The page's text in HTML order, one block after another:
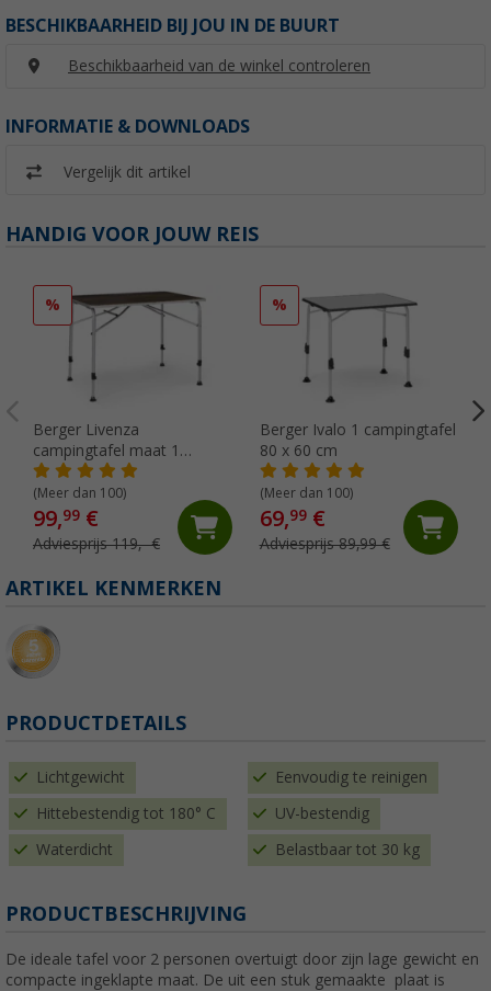
BESCHIKBAARHEID BIJ JOU IN DE BUURT
Beschikbaarheid van de winkel controleren
INFORMATIE & DOWNLOADS
Vergelijk dit artikel
HANDIG VOOR JOUW REIS
%
Berger Livenza
campingtafel maat 1
donker 80 x 60 cm
(Meer dan 100)
99,99 €
Adviesprijs 119,- €
%
Berger Ivalo 1 campingtafel
80 x 60 cm
(Meer dan 100)
69,99€
Adviesprijs 89,99 €
ARTIKEL KENMERKEN
PRODUCTDETAILS
Lichtgewicht Eenvoudig te reinigen
Hittebestendig tot 180° C UV-bestendig
Waterdicht Belastbaar tot 30 kg
PRODUCTBESCHRIJVING
De ideale tafel voor 2 personen overtuigt door zijn lage gewicht en
compacte ingeklapte maat. De uit een stuk gemaakte plaat is